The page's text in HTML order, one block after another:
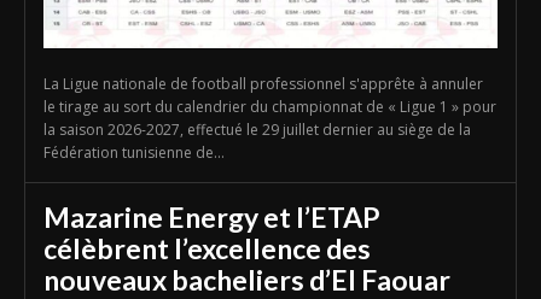
La Ligue nationale de football professionnel s'apprête à annuler
le tirage au sort du calendrier du championnat de « Ligue 1 » pour
la saison 2026-2027, effectué le 29 juillet dernier au siège de la
Fédération tunisienne de...
Mazarine Energy et l’ETAP
célèbrent l’excellence des
nouveaux bacheliers d’El Faouar